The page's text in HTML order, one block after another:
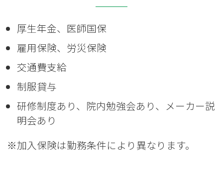
厚生年金、医師国保
雇用保険、労災保険
交通費支給
制服貸与
研修制度あり、院内勉強会あり、メーカー説
明会あり
※加入保険は勤務条件により異なります。